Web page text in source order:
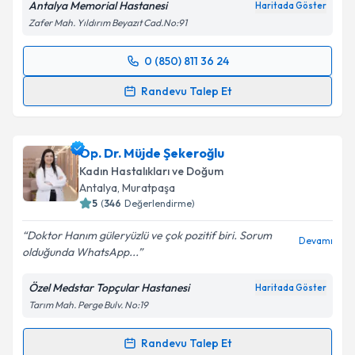
Kişisel verilerimin işlenmesine ilişkin
Metni'ni okudum ve kişisel verilerimin belirtilen
kapsamda işlenmesini kabul ediyorum.
Takvim Talebini Gönder
Antalya Memorial Hastanesi Haritada Göster
Zafer Mah. Yıldırım Beyazıt Cad.No:91
0 (850) 811 36 24
Randevu Talep Et
Randevu Takvimi Talebi
takvim hazırlandığında e-posta ile bilgilendireceğiz.
E-posta Adresiniz
Kişisel verilerimin işlenmesine ilişkin
kapsamda işlenmesini kabul ediyorum.
Takvim Talebini Gönder
Op. Dr. Müjde Şekeroğlu
Kadın Hastalıkları ve Doğum
Antalya, Muratpaşa
5 (346 Değerlendirme)
Doktor Hanım güleryüzlü ve çok pozitif biri. Sorum
olduğunda WhatsApp...
Devamı
Özel Medstar Topçular Hastanesi Haritada Göster
Tarım Mah. Perge Bulv. No:19
Randevu Talep Et